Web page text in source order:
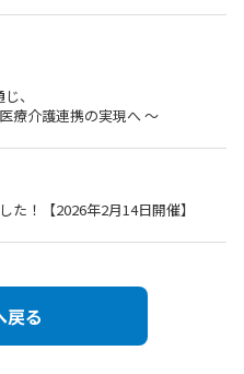
、
療介護連携の実現へ ～
た！【2026年2月14日開催】
戻る